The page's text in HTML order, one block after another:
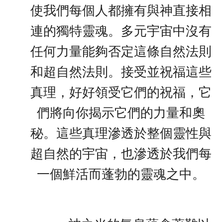
使我們每個人都擁有與神直接相
連的獨特靈魂。多元宇宙中沒有
任何力量能夠否定這條自然法則
和超自然法則。接受並祝福這些
真理，好好領受它們的祝福，它
們將向你揭示它們的力量和奧
秘。這些真理滲透於整個靈性與
超自然的宇宙，也滲透於我們每
一個鮮活而蓬勃的靈魂之中。